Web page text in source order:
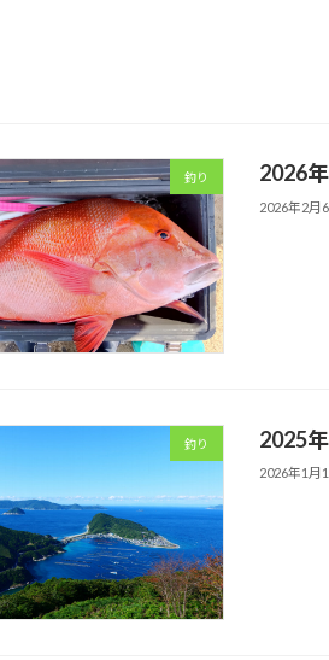
釣り 2026
2026年2月
釣り 2025
2026年1月